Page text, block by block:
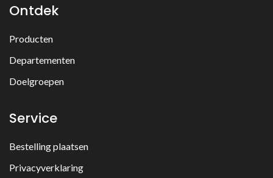
Ontdek
Producten
Departementen
Doelgroepen
Service
Bestelling plaatsen
Privacyverklaring